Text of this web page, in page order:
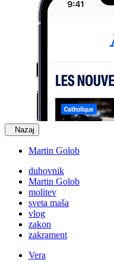
Nazaj
Martin Golob
duhovnik
Martin Golob
molitev
sveta maša
vlog
zakon
zakrament
Vera